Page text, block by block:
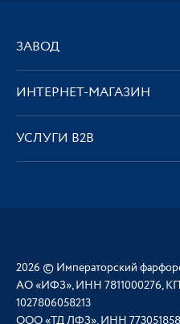
ЗАВОД
ИНТЕРНЕТ-МАГАЗИН
УСЛУГИ В2В
2026 © Императорский
АО «ИФЗ», ИНН 7811000276,
1027806058213